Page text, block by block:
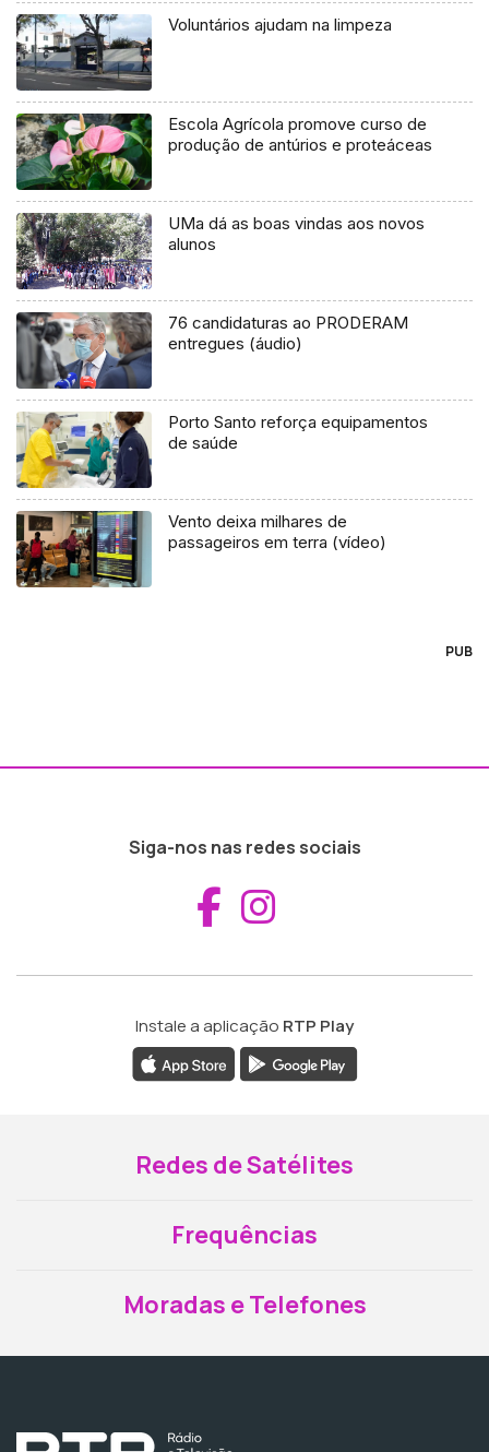
Voluntários ajudam na limpeza
Escola Agrícola promove curso de
produção de antúrios e proteáceas
UMa dá as boas vindas aos novos
alunos
76 candidaturas ao PRODERAM
entregues (áudio)
Porto Santo reforça equipamentos
de saúde
Vento deixa milhares de
passageiros em terra (vídeo)
PUB
Siga-nos nas redes sociais
Aceder ao
Instale a aplicação RTP Play
Redes de Satélites
Frequências
Moradas e Telefones